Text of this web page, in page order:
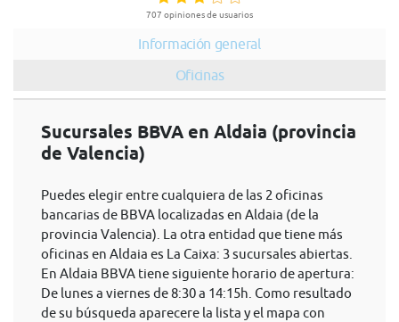
707 opiniones de usuarios
Información general
Oficinas
Sucursales BBVA en Aldaia (provincia
de Valencia)
Puedes elegir entre cualquiera de las 2 oficinas
bancarias de BBVA localizadas en Aldaia (de la
provincia Valencia). La otra entidad que tiene más
oficinas en Aldaia es La Caixa: 3 sucursales abiertas.
En Aldaia BBVA tiene siguiente horario de apertura:
De lunes a viernes de 8:30 a 14:15h. Como resultado
de su búsqueda aparecere la lista y el mapa con